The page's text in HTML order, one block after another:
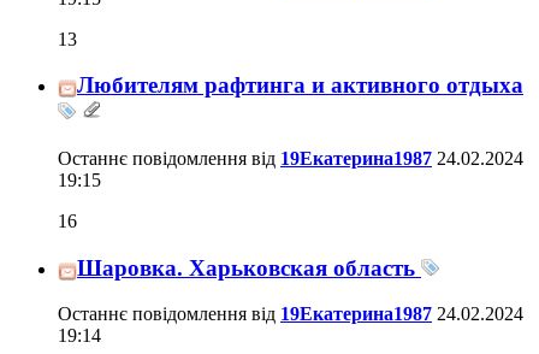
13
Любителям рафтинга и активного отдыха
Останнє повідомлення від 19Екатерина1987 24.02.2024
19:15
16
Шаровка. Харьковская область
Останнє повідомлення від 19Екатерина1987 24.02.2024
19:14